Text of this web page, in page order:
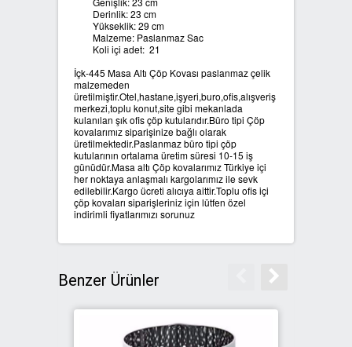
SIFIR ATIK BİLGİLENDİRME
PANOSU
SIFIR ATIK ÇÖP POŞETLERİ
SIFIR ATIK GERİ DÖNÜŞÜM
KUTULARI
Derinlik: 23 cm
Yükseklik: 29 cm
Malzeme: Paslanmaz Sac
Koli içi adet: 21
İçk-445 Masa Altı Çöp Kovası paslanmaz çelik
malzemeden
üretilmiştir.Otel,hastane,işyeri,buro,ofis,alışveriş
merkezi,toplu konut,site gibi mekanlada
kulanılan şık ofis çöp kutularıdır.Büro tipi Çöp
kovalarımız siparişinize bağlı olarak
üretilmektedir.Paslanmaz büro tipi çöp
kutularının ortalama üretim süresi 10-15 iş
günüdür.Masa altı Çöp kovalarımız Türkiye içi
her noktaya anlaşmalı kargolarımız ile sevk
edilebilir.Kargo ücreti alıcıya aittir.Toplu ofis içi
çöp kovaları siparişleriniz için lütfen özel
indirimli fiyatlarımızı sorunuz
Benzer Ürünler